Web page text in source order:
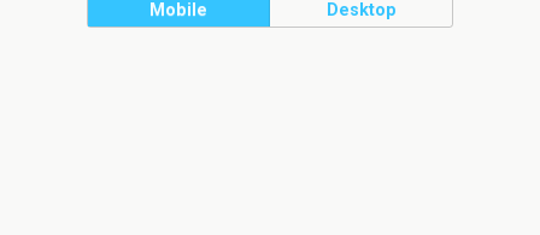
Mobile Desktop